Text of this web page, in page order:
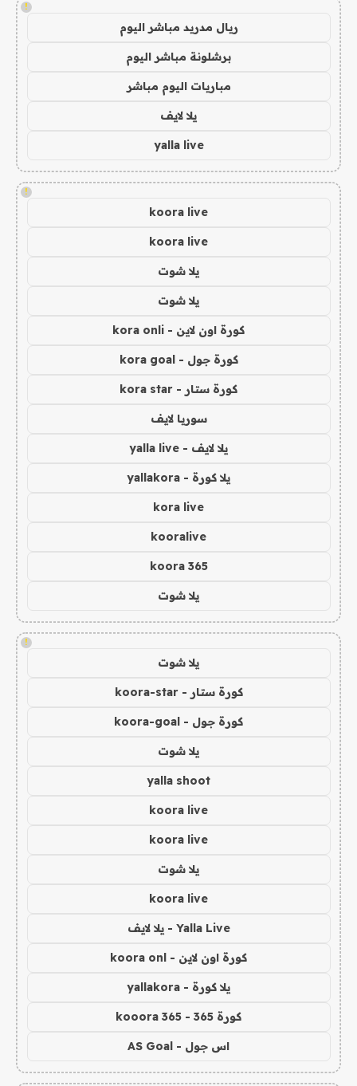
!
ريال مدريد مباشر اليوم
برشلونة مباشر اليوم
مباريات اليوم مباشر
يلا لايف
yalla live
!
koora live
koora live
يلا شوت
يلا شوت
كورة اون لاين - kora onli
كورة جول - kora goal
كورة ستار - kora star
سوريا لايف
يلا لايف - yalla live
يلا كورة - yallakora
kora live
kooralive
koora 365
يلا شوت
!
يلا شوت
كورة ستار - koora-star
كورة جول - koora-goal
يلا شوت
yalla shoot
koora live
koora live
يلا شوت
koora live
Yalla Live - يلا لايف
كورة اون لاين - koora onl
يلا كورة - yallakora
كورة 365 - kooora 365
اس جول - AS Goal